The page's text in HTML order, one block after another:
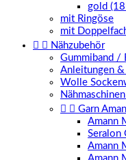
gold
mit Ringöse
mit
  Nähzubehör
Gummiband /
Anleitungen &
Wolle
  Garn
Amann
Seralon
Amann